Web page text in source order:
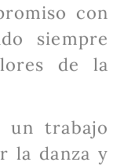
con
siempre
de la
un trabajo
la danza y